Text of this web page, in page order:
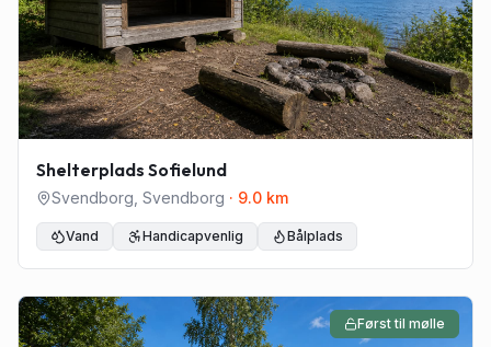
Shelterplads Sofielund
Svendborg Svendborg · 9.0 km
Vand Handicapvenlig Bålplads
Først til mølle